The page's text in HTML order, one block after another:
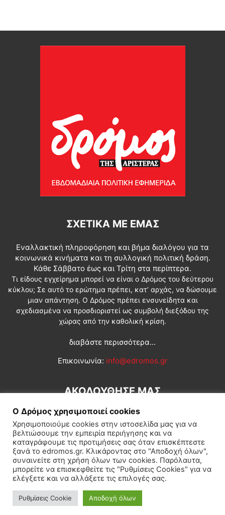
ΣΧΕΤΙΚΆ ΜΕ ΕΜΆΣ
Εναλλακτική πληροφόρηση και βήμα διαλόγου για τα
κοινωνικά κινήματα και τη συλλογική πολιτική δράση.
Κάθε Σάββατο έως και Τρίτη στα περίπτερα.
Τι είδους εγχείρημα μπορεί να είναι ο Δρόμος του δεύτερου
κύκλου; Σε αυτό το ερώτημα πρέπει, κατ’ αρχάς, να δώσουμε
μιαν απάντηση. Ο Δρόμος πρέπει ενσυνείδητα και
σχεδιασμένα να προσδιοριστεί ως συμβολή διεξόδου της
χώρας από την καθολική κρίση.
διαβάστε περισσότερα...
Επικοινωνία: info@edromos.gr
ΑΚΟΛΟΥΘΗΣΕ ΜΑΣ
Εγγραφή συνδρομητή Πολιτική Διεθνή Κοινωνία
Πολιτισμός Αφιερώματα
© Δρόμος της Αριστεράς
Ο Δρόμος χρησιμοποιεί cookies
Χρησιμοποιούμε cookies στην ιστοσελίδα μας για να
βελτιώσουμε την εμπειρία περιήγησης και να
καταγράφουμε τις προτιμήσεις σας όταν επισκέπτεστε
ξανά το edromos.gr. Κλικάροντας στο "Αποδοχή όλων",
συναινείτε στη χρήση όλων των cookies. Παρόλαυτα,
μπορείτε να επισκεφθείτε τις "Ρυθμίσεις Cookies" για να
ελέγξετε και να αλλάξετε τις επιλογές σας.
Ρυθμίσεις Cookie Αποδοχή όλων